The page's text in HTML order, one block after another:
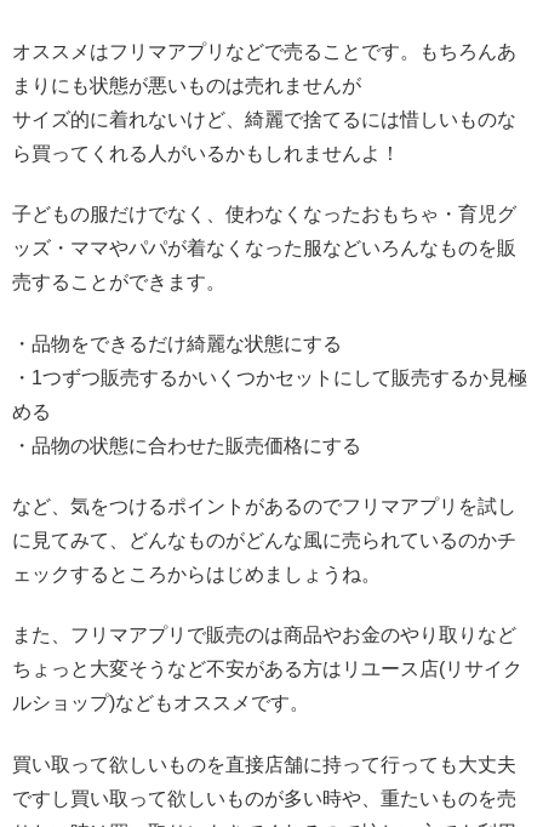
オススメはフリマアプリなどで売ることです。もちろんあ
まりにも状態が悪いものは売れませんが
サイズ的に着れないけど、綺麗で捨てるには惜しいものな
ら買ってくれる人がいるかもしれませんよ！
子どもの服だけでなく、使わなくなったおもちゃ・育児グ
ッズ・ママやパパが着なくなった服などいろんなものを販
売することができます。
・品物をできるだけ綺麗な状態にする
・1つずつ販売するかいくつかセットにして販売するか見極
める
・品物の状態に合わせた販売価格にする
など、気をつけるポイントがあるのでフリマアプリを試し
に見てみて、どんなものがどんな風に売られているのかチ
ェックするところからはじめましょうね。
また、フリマアプリで販売のは商品やお金のやり取りなど
ちょっと大変そうなど不安がある方はリユース店(リサイク
ルショップ)などもオススメです。
買い取って欲しいものを直接店舗に持って行っても大丈夫
ですし買い取って欲しいものが多い時や、重たいものを売